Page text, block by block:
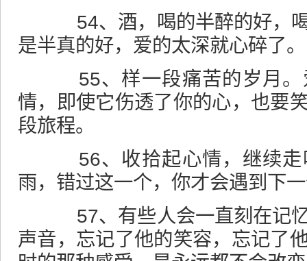
54、酒，喝的半醉的好，喝
是半真的好，爱的太深就心碎了。
55、样一段痛苦的岁月。
情，即使它伤透了你的心，也要
段旅程。
56、收拾起心情，继续走
雨，错过这一个，你才会遇到下
57、有些人会一直刻在记忆
声音，忘记了他的笑容，忘记了